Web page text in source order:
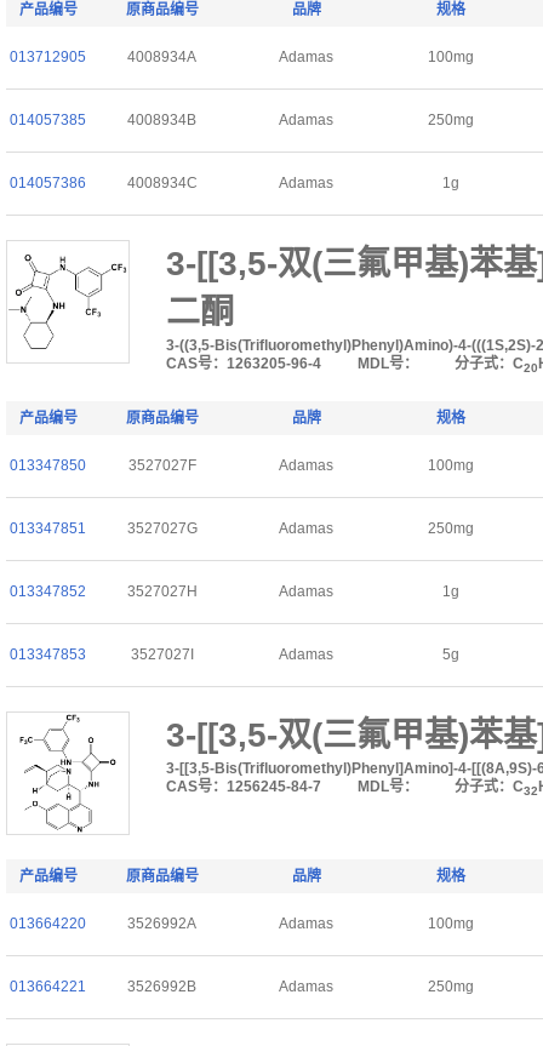
产品编号 原商品编号 品牌 规格
013712905 4008934A Adamas 100mg
014057385 4008934B Adamas 250mg
014057386 4008934C Adamas 1g
3-[[3,5-双(三氟甲基)苯
二酮
3-((3,5-Bis(Trifluoromethyl)Phenyl)Amino)-4-
CAS号：1263205-96-4
MDL号： 分子式：C20
产品编号 原商品编号 品牌 规格
013347850 3527027F Adamas 100mg
013347851 3527027G Adamas 250mg
013347852 3527027H Adamas 1g
013347853 3527027I Adamas 5g
3-[[3,5-双(三氟甲基)苯
3-[[3,5-Bis(Trifluoromethyl)Phenyl]Amino]-4-
CAS号：1256245-84-7
MDL号： 分子式：C32
产品编号 原商品编号 品牌 规格
013664220 3526992A Adamas 100mg
013664221 3526992B Adamas 250mg